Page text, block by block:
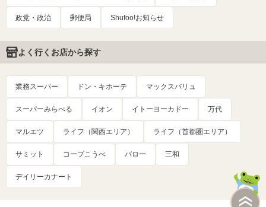
政党・政治 郵便局 Shufoo!お知らせ
よく行くお店から探す
業務スーパー ドン・キホーテ マックスバリュ
スーパーみらべる イオン イトーヨーカドー 万代
マルエツ ライフ（関西エリア） ライフ（首都圏エリア）
サミット コープこうべ バロー 三和
デイリーカナート